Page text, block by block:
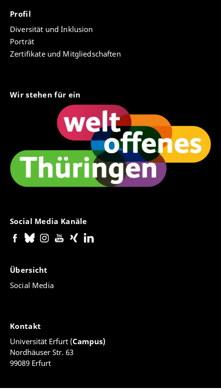
Profil
Diversität und Inklusion
Porträt
Zertifikate und Mitgliedschaften
Wir stehen für ein
Social Media Kanäle
Übersicht
Social Media
Kontakt
Universität Erfurt (Campus)
Nordhäuser Str. 63
99089 Erfurt